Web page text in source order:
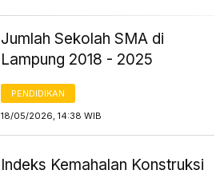
Jumlah Sekolah SMA di
Lampung 2018 - 2025
PENDIDIKAN
18/05/2026, 14:38 WIB
Indeks Kemahalan Konstruksi